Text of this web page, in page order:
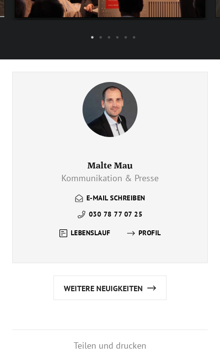
Malte Mau
Kommunikation & Presse
E-MAIL SCHREIBEN
030 78 77 07 25
LEBENSLAUF PROFIL
WEITERE NEUIGKEITEN
Teilen und drucken